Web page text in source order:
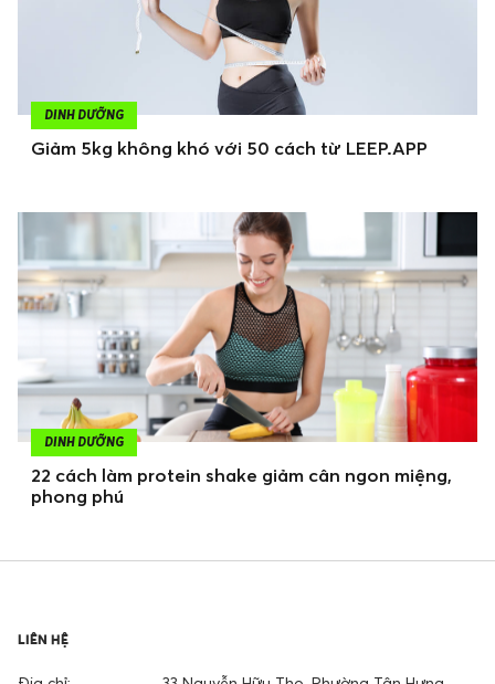
DINH DƯỠNG
Giảm 5kg không khó với 50 cách từ LEEP.APP
DINH DƯỠNG
22 cách làm protein shake giảm cân ngon miệng,
phong phú
LIÊN HỆ